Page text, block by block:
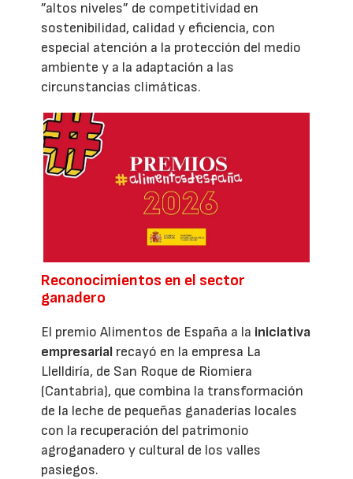
”altos niveles” de competitividad en
sostenibilidad, calidad y eficiencia, con
especial atención a la protección del medio
ambiente y a la adaptación a las
circunstancias climáticas.
Reconocimientos en el sector
ganadero
El premio Alimentos de España a la iniciativa
empresarial recayó en la empresa La
Llelldiría, de San Roque de Riomiera
(Cantabria), que combina la transformación
de la leche de pequeñas ganaderías locales
con la recuperación del patrimonio
agroganadero y cultural de los valles
pasiegos.